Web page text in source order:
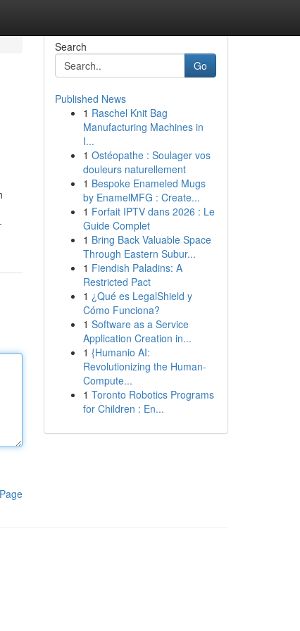
Search
Go
Published News
1 Raschel Knit Bag
Manufacturing Machines in
I...
1 Ostéopathe : Soulager vos
douleurs naturellement
1 Bespoke Enameled Mugs
by EnamelMFG : Create...
1 Forfait IPTV dans 2026 : Le
Guide Complet
1 Bring Back Valuable Space
Through Eastern Subur...
1 Fiendish Paladins: A
Restricted Pact
1 ¿Qué es LegalShield y
Cómo Funciona?
1 Software as a Service
Application Creation in...
1 {Humanio AI:
Revolutionizing the Human-
Compute...
1 Toronto Robotics Programs
for Children : En...